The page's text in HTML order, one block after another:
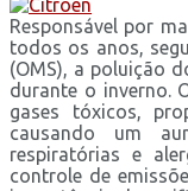
Responsável por
todos os anos,
(OMS), a poluição
durante o inverno.
gases tóxicos,
causando um
respiratórias e
controle de